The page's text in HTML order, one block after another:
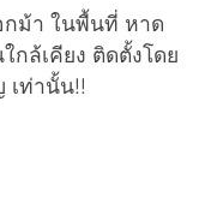
กม้า ในพื้นที่ หาด
กล้เคียง ติดตั้งโดย
ท่านั้น!!